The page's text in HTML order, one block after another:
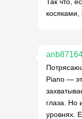
Piano —
глаза. Но
уровнях.